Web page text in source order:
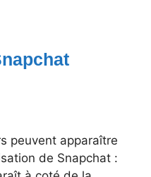
peuvent apparaître
de Snapchat :